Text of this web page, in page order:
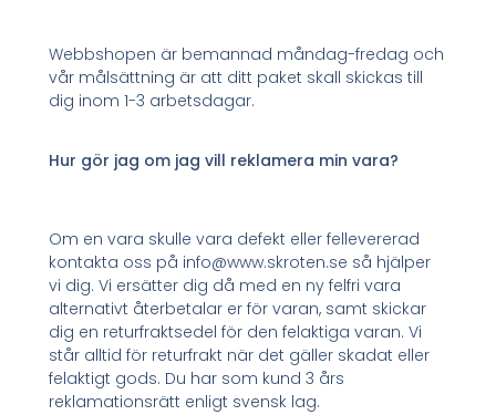
Webbshopen är bemannad måndag-fredag och
vår målsättning är att ditt paket skall skickas till
dig inom 1-3 arbetsdagar.
Hur gör jag om jag vill reklamera min vara?
Om en vara skulle vara defekt eller fellevererad
kontakta oss på info@www.skroten.se så hjälper
vi dig. Vi ersätter dig då med en ny felfri vara
alternativt återbetalar er för varan, samt skickar
dig en returfraktsedel för den felaktiga varan. Vi
står alltid för returfrakt när det gäller skadat eller
felaktigt gods. Du har som kund 3 års
reklamationsrätt enligt svensk lag.